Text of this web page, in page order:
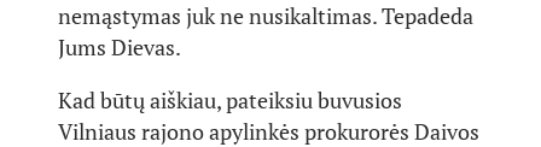
nemąstymas juk ne nusikaltimas. Tepadeda
Jums Dievas.
Kad būtų aiškiau, pateiksiu buvusios
Vilniaus rajono apylinkės prokurorės Daivos